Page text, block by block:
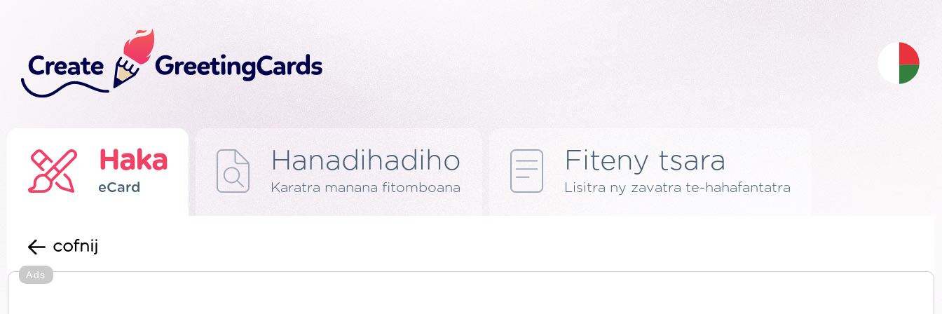
Haka
eCard
Hanadihadiho
Karatra manana fitomboana
Fiteny tsara
Lisitra ny zavatra te-hahafantatra
cofnij
Ads